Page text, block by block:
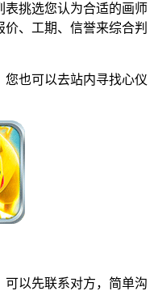
表挑选您认为合适的画师
、工期、信誉来综合判
也可以去站内寻找心仪
以先联系对方，简单沟